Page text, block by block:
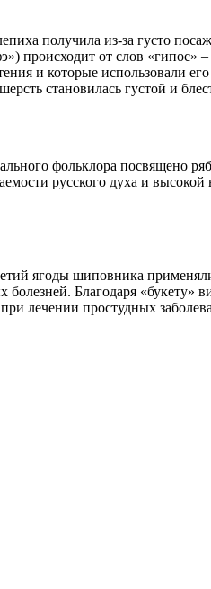
получила из-за густо
происходит от слов «гипос»
и которые использовали его
становилась густой и
фольклора посвящено
русского духа и
ягоды шиповника
Благодаря «букету»
лечении простудных